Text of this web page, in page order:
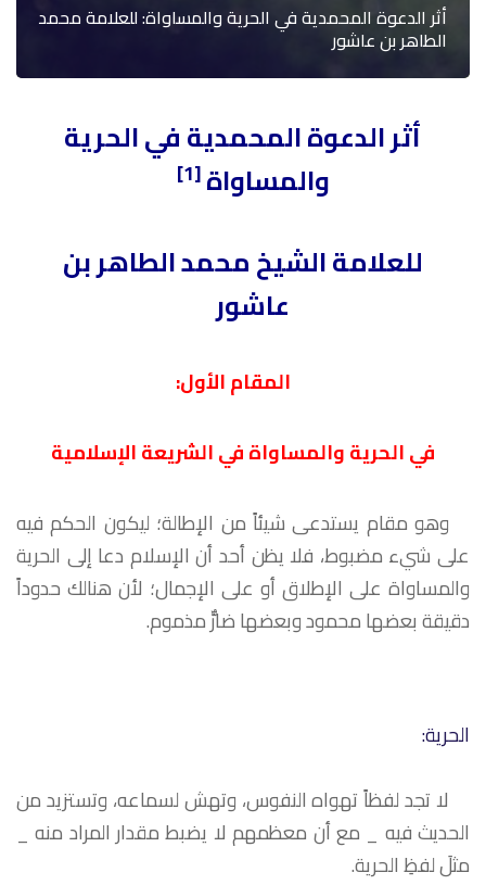
أثر الدعوة المحمدية في الحرية والمساواة: للعلامة محمد
الطاهر بن عاشور
أثر الدعوة المحمدية في الحرية
والمساواة[1]
للعلامة الشيخ محمد الطاهر بن
عاشور
المقامالأول:
في الحرية والمساواة في الشريعة الإسلامية
وهو مقام يستدعى شيئاً من الإطالة؛ ليكون الحكم فيه
على شيء مضبوط، فلا يظن أحد أن الإسلام دعا إلى الحرية
والمساواة على الإطلاق أو على الإجمال؛ لأن هنالك حدوداً
دقيقة بعضها محمود وبعضها ضارٌّ مذموم.
الحرية:
لا تجد لفظاً تهواه النفوس، وتهش لسماعه، وتستزيد من
الحديث فيه _ مع أن معظمهم لا يضبط مقدار المراد منه _
مثلَ لفظِ الحرية.